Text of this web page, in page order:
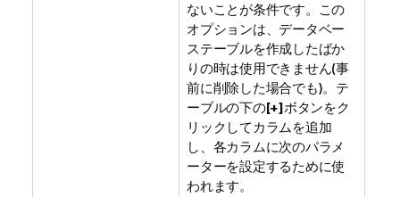
ないことが条件です。この
オプションは、データベー
ステーブルを作成したばか
りの時は使用できません(事
前に削除した場合でも)。テ
ーブルの下の[+]ボタンをク
リックしてカラムを追加
し、各カラムに次のパラメ
ーターを設定するために使
われます。